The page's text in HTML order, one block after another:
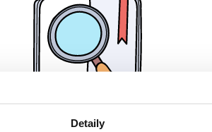
Detaily